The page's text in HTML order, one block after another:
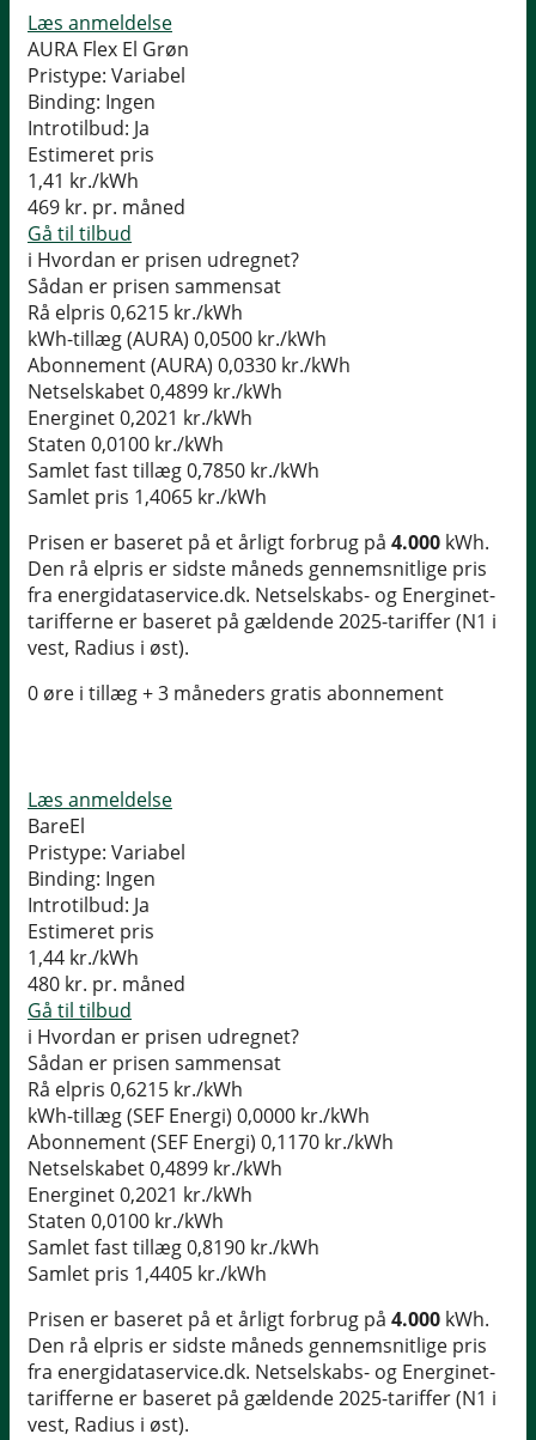
Læs anmeldelse
AURA Flex El Grøn
Pristype: Variabel
Binding: Ingen
Introtilbud: Ja
Estimeret pris
1,41 kr./kWh
469 kr. pr. måned
Gå til tilbud
i Hvordan er prisen udregnet?
Sådan er prisen sammensat
Rå elpris 0,6215 kr./kWh
kWh-tillæg (AURA) 0,0500 kr./kWh
Abonnement (AURA) 0,0330 kr./kWh
Netselskabet0,4899 kr./kWh
Energinet0,2021 kr./kWh
Staten 0,0100 kr./kWh
Samlet fast tillæg0,7850 kr./kWh
Samlet pris 1,4065 kr./kWh
Prisen er baseret på et årligt forbrug på 4.000 kWh.
Den rå elpris er sidste måneds gennemsnitlige pris
fra energidataservice.dk. Netselskabs- og Energinet-
tarifferne er baseret på gældende 2025-tariffer (N1 i
vest, Radius i øst).
0 øre i tillæg + 3 måneders gratis abonnement
Læs anmeldelse
BareEl
Pristype: Variabel
Binding: Ingen
Introtilbud: Ja
Estimeret pris
1,44 kr./kWh
480 kr. pr. måned
Gå til tilbud
i Hvordan er prisen udregnet?
Sådan er prisen sammensat
Rå elpris 0,6215 kr./kWh
kWh-tillæg (SEF Energi) 0,0000 kr./kWh
Abonnement (SEF Energi) 0,1170 kr./kWh
Netselskabet0,4899 kr./kWh
Energinet0,2021 kr./kWh
Staten 0,0100 kr./kWh
Samlet fast tillæg0,8190 kr./kWh
Samlet pris 1,4405 kr./kWh
Prisen er baseret på et årligt forbrug på 4.000 kWh.
Den rå elpris er sidste måneds gennemsnitlige pris
fra energidataservice.dk. Netselskabs- og Energinet-
tarifferne er baseret på gældende 2025-tariffer (N1 i
vest, Radius i øst).